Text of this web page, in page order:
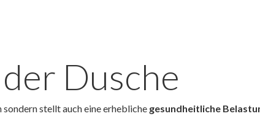
Dusche
stellt auch eine erhebliche gesundheitliche